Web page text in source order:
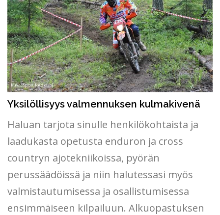
Yksilöllisyys valmennuksen kulmakivenä
Haluan tarjota sinulle henkilökohtaista ja
laadukasta opetusta enduron ja cross
countryn ajotekniikoissa, pyörän
perussäädöissä ja niin halutessasi myös
valmistautumisessa ja osallistumisessa
ensimmäiseen kilpailuun. Alkuopastuksen